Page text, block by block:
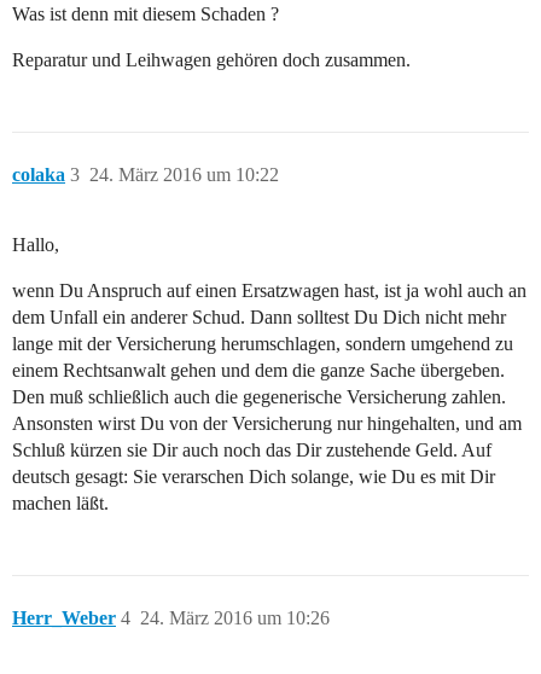
Was ist denn mit diesem Schaden ?
Reparatur und Leihwagen gehören doch zusammen.
colaka 24. März 2016 um 10:22
3
Hallo,
wenn Du Anspruch auf einen Ersatzwagen hast, ist ja wohl auch an
dem Unfall ein anderer Schud. Dann solltest Du Dich nicht mehr
lange mit der Versicherung herumschlagen, sondern umgehend zu
einem Rechtsanwalt gehen und dem die ganze Sache übergeben.
Den muß schließlich auch die gegenerische Versicherung zahlen.
Ansonsten wirst Du von der Versicherung nur hingehalten, und am
Schluß kürzen sie Dir auch noch das Dir zustehende Geld. Auf
deutsch gesagt: Sie verarschen Dich solange, wie Du es mit Dir
machen läßt.
Herr_Weber 24. März 2016 um 10:26
4